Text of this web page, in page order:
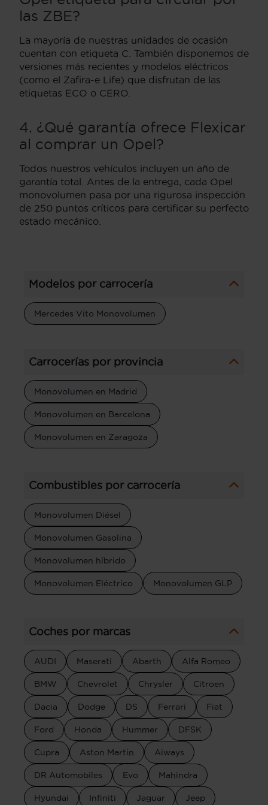
las ZBE?
La mayoría de nuestras unidades de ocasión
cuentan con etiqueta C. También disponemos de
versiones más recientes y modelos eléctricos
(como el Zafira-e Life) que disfrutan de las
etiquetas ECO o CERO.
4. ¿Qué garantía ofrece Flexicar
al comprar un Opel?
Todos nuestros vehículos incluyen un año de
garantía total. Antes de la entrega, cada Opel
monovolumen pasa por una rigurosa inspección
de 250 puntos críticos para certificar su perfecto
estado mecánico.
Modelos por carrocería
Mercedes Vito Monovolumen
Carrocerías por provincia
Monovolumen en Madrid
Monovolumen en Barcelona
Monovolumen en Zaragoza
Combustibles por carrocería
Monovolumen Diésel
Monovolumen Gasolina
Monovolumen híbrido
Monovolumen Eléctrico Monovolumen GLP
Coches por marcas
AUDI Maserati Abarth Alfa Romeo
BMW Chevrolet Chrysler Citroen
Dacia Dodge DS Ferrari Fiat
Ford Honda Hummer DFSK
Cupra Aston Martin Aiways
DR Automobiles Evo Mahindra
Hyundai Infiniti Jaguar Jeep